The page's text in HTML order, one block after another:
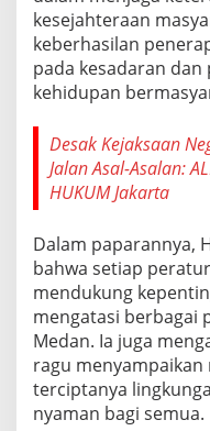
a
s
i
P
r
a
K
M
e
d
a
n
d
i
e
c
kesejahteraan
keberhasilan
pada kesadaran
kehidupan
Desak Kejaksaan
Jalan Asal-Asalan:
HUKUM Jakarta
Dalam paparannya,
bahwa setiap
mendukung
mengatasi berbagai
Medan. Ia juga
ragu
terciptanya
nyaman bagi semua.